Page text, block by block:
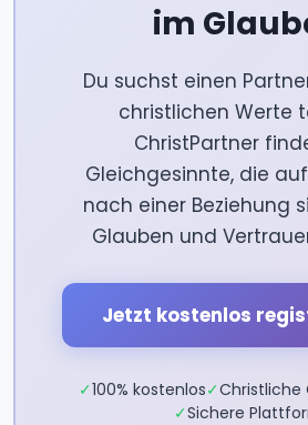
im
Du suchst einen
christlichen Werte
ChristPartner
Gleichgesinnte, die
nach einer Beziehung
Glauben und
Jetzt kostenlos
✓100% kostenlos✓
✓Sichere